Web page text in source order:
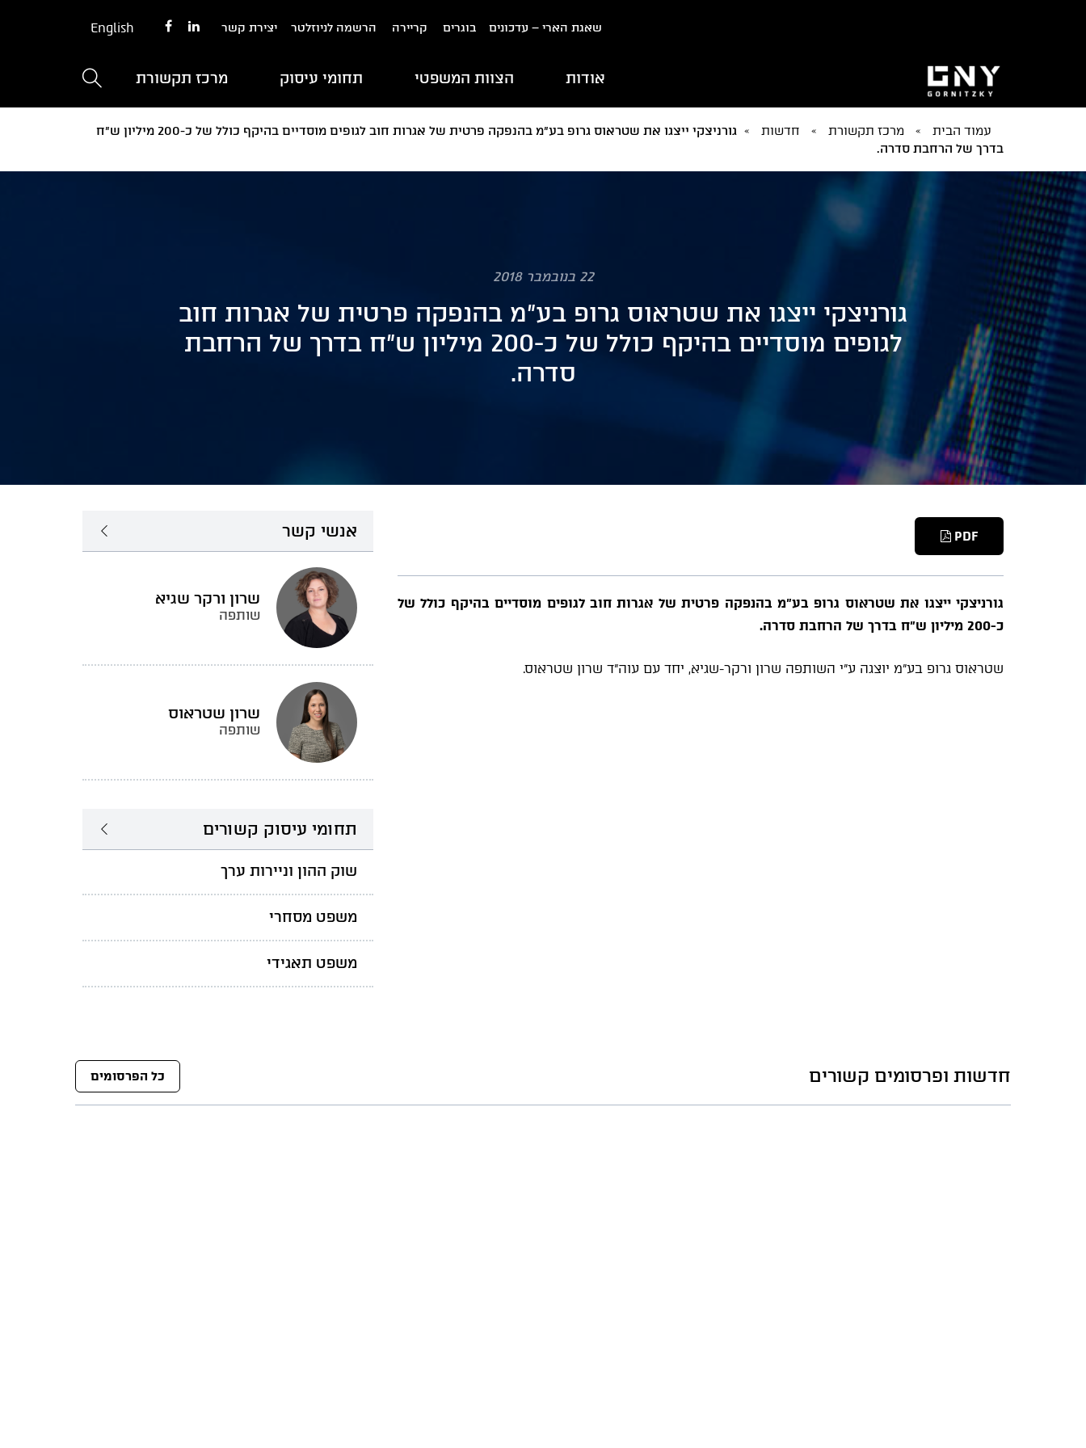
שאגת הארי – עדכונים בוגרים קריירה הרשמה לניוזלטר יצירת קשר English
אודות הצוות המשפטי תחומי עיסוק מרכז תקשורת
עמוד הבית » מרכז תקשורת » חדשות »
גורניצקי ייצגו את שטראוס גרופ בע"מ בהנפקה פרטית של אגרות חוב לגופים מוסדיים בהיקף כולל של כ-200 מיליון ש"ח
בדרך של הרחבת סדרה.
22 בנובמבר 2018
גורניצקי ייצגו את שטראוס גרופ בע"מ בהנפקה פרטית של אגרות חוב
לגופים מוסדיים בהיקף כולל של כ-200 מיליון ש"ח בדרך של הרחבת
סדרה.
PDF
גורניצקי ייצגו את שטראוס גרופ בע"מ בהנפקה פרטית של אגרות חוב לגופים מוסדיים בהיקף כולל של
כ-200 מיליון ש"ח בדרך של הרחבת סדרה.
שטראוס גרופ בע"מ יוצגה ע"י השותפה שרון ורקר-שגיא, יחד עם עוה"ד שרון שטראוס.
אנשי קשר
שרון ורקר שגיא
שותפה
שרון שטראוס
שותפה
תחומי עיסוק קשורים
שוק ההון וניירות ערך
משפט מסחרי
משפט תאגידי
חדשות ופרסומים קשורים כל הפרסומים